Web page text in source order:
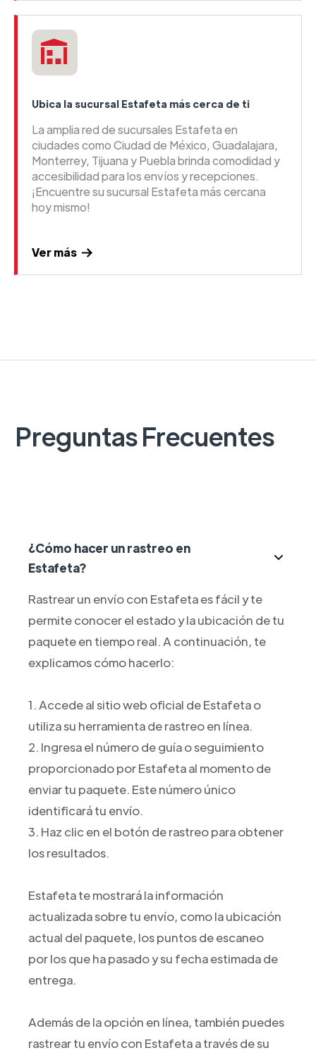
Ubica la sucursal Estafeta más cerca de ti
La amplia red de sucursales Estafeta en
ciudades como Ciudad de México, Guadalajara,
Monterrey, Tijuana y Puebla brinda comodidad y
accesibilidad para los envíos y recepciones.
¡Encuentre su sucursal Estafeta más cercana
hoy mismo!
Ver más
Preguntas Frecuentes
¿Cómo hacer un rastreo en
Estafeta?
Rastrear un envío con Estafeta es fácil y te
permite conocer el estado y la ubicación de tu
paquete en tiempo real. A continuación, te
explicamos cómo hacerlo:
1. Accede al sitio web oficial de Estafeta o
utiliza su herramienta de rastreo en línea.
2. Ingresa el número de guía o seguimiento
proporcionado por Estafeta al momento de
enviar tu paquete. Este número único
identificará tu envío.
3. Haz clic en el botón de rastreo para obtener
los resultados.
Estafeta te mostrará la información
actualizada sobre tu envío, como la ubicación
actual del paquete, los puntos de escaneo
por los que ha pasado y su fecha estimada de
entrega.
Además de la opción en línea, también puedes
rastrear tu envío con Estafeta a través de su